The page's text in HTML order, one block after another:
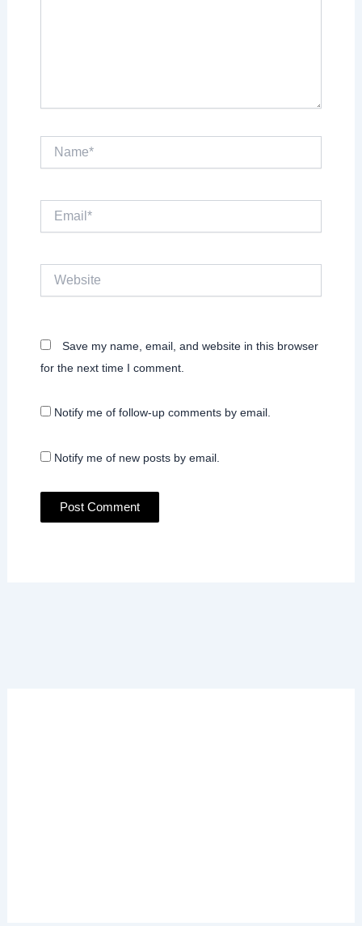
Name*
Save my name, email, and website in this browser
for the next time I comment.
Notify me of follow-up comments by email.
Notify me of new posts by email.